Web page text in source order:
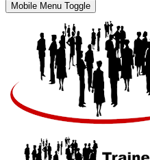
Mobile Menu Toggle